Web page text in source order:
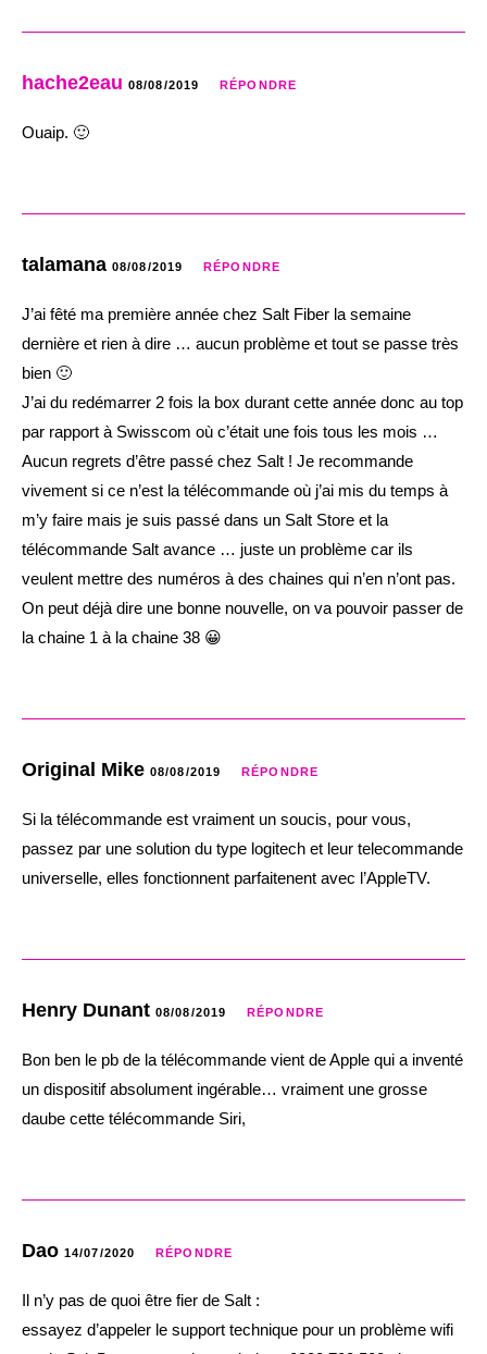
hache2eau 08/08/2019 RÉPONDRE
Ouaip. 🙂
talamana 08/08/2019 RÉPONDRE
J’ai fêté ma première année chez Salt Fiber la semaine
dernière et rien à dire … aucun problème et tout se passe très
bien 🙂
J’ai du redémarrer 2 fois la box durant cette année donc au top
par rapport à Swisscom où c’était une fois tous les mois …
Aucun regrets d’être passé chez Salt ! Je recommande
vivement si ce n’est la télécommande où j’ai mis du temps à
m’y faire mais je suis passé dans un Salt Store et la
télécommande Salt avance … juste un problème car ils
veulent mettre des numéros à des chaines qui n’en n’ont pas.
On peut déjà dire une bonne nouvelle, on va pouvoir passer de
la chaine 1 à la chaine 38 😀
Original Mike 08/08/2019 RÉPONDRE
Si la télécommande est vraiment un soucis, pour vous,
passez par une solution du type logitech et leur telecommande
universelle, elles fonctionnent parfaitenent avec l’AppleTV.
Henry Dunant 08/08/2019 RÉPONDRE
Bon ben le pb de la télécommande vient de Apple qui a inventé
un dispositif absolument ingérable… vraiment une grosse
daube cette télécommande Siri,
Dao 14/07/2020 RÉPONDRE
Il n’y pas de quoi être fier de Salt :
essayez d’appeler le support technique pour un problème wifi